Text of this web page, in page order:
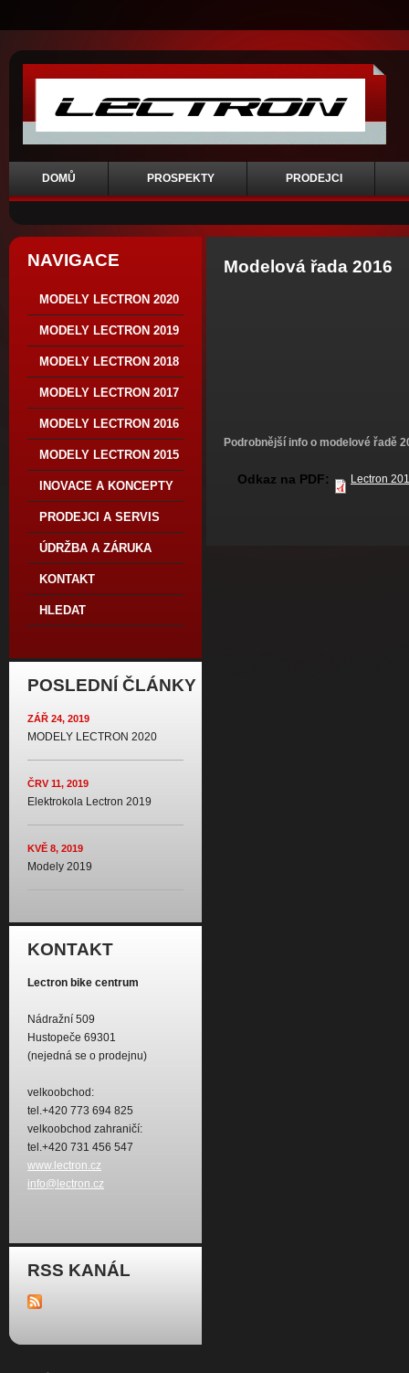
DOMŮ PROSPEKTY PRODEJCI
NAVIGACE
MODELY LECTRON 2020
MODELY LECTRON 2019
MODELY LECTRON 2018
MODELY LECTRON 2017
MODELY LECTRON 2016
MODELY LECTRON 2015
INOVACE A KONCEPTY
PRODEJCI A SERVIS
ÚDRŽBA A ZÁRUKA
KONTAKT
HLEDAT
POSLEDNÍ ČLÁNKY
ZÁŘ 24, 2019
MODELY LECTRON 2020
ČRV 11, 2019
Elektrokola Lectron 2019
KVĚ 8, 2019
Modely 2019
KONTAKT
Lectron bike centrum
Nádražní 509
Hustopeče 69301
(nejedná se o prodejnu)
velkoobchod:
tel.+420 773 694 825
velkoobchod zahraničí:
tel.+420 731 456 547
www.lectron.cz
info@lectron.cz
RSS KANÁL
Modelová řada 2016
Podrobnější info o modelové řadě
Odkaz na PDF: Lectron